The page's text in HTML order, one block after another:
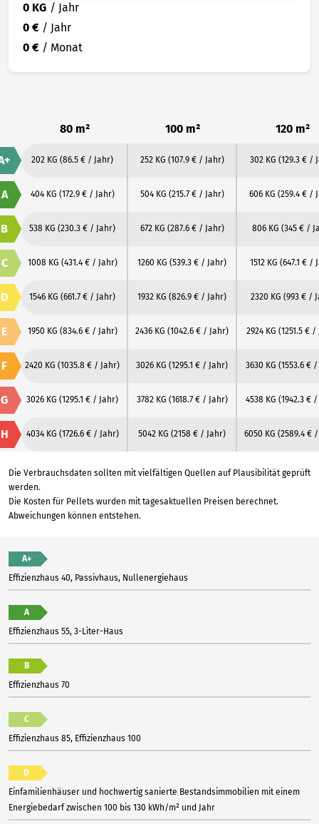
0 KG / Jahr
0 € / Jahr
0 € / Monat
80 m² 100 m² 120 m²
202 KG (86.5 € / Jahr) 252 KG (107.9 € / Jahr) 302 KG (129.3 € /
A 404 KG (172.9 € / Jahr) 504 KG (215.7 € / Jahr) 606 KG (259.4 € /
B 538 KG (230.3 € / Jahr) 672 KG (287.6 € / Jahr) 806 KG (345 € /
C 1008 KG (431.4 € / Jahr) 1260 KG (539.3 € / Jahr) 1512 KG (647.1 € /
D 1546 KG (661.7 € / Jahr) 1932 KG (826.9 € / Jahr) 2320 KG (993 € /
E 1950 KG (834.6 € / Jahr) 2436 KG (1042.6 € / Jahr) 2924 KG (1251.5 € /
F 2420 KG (1035.8 € / Jahr) 3026 KG (1295.1 € / Jahr) 3630 KG (1553.6 €
G 3026 KG (1295.1 € / Jahr) 3782 KG (1618.7 € / Jahr) 4538 KG (1942.3 €
H 4034 KG (1726.6 € / Jahr) 5042 KG (2158 € / Jahr) 6050 KG (2589.4 €
Die Verbrauchsdaten sollten mit vielfältigen Quellen auf Plausibilität geprüft
werden.
Die Kosten für Pellets wurden mit tagesaktuellen Preisen berechnet.
Abweichungen können entstehen.
A+
Effizienzhaus 40, Passivhaus, Nullenergiehaus
A
Effizienzhaus 55, 3-Liter-Haus
B
Effizienzhaus 70
C
Effizienzhaus 85, Effizienzhaus 100
D
Einfamilienhäuser und hochwertig sanierte Bestandsimmobilien mit einem
Energiebedarf zwischen 100 bis 130 kWh/m² und Jahr